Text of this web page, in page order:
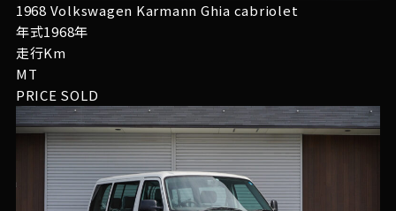
1968 Volkswagen Karmann Ghia cabriolet
年式1968年
走行Km
MT
PRICE SOLD